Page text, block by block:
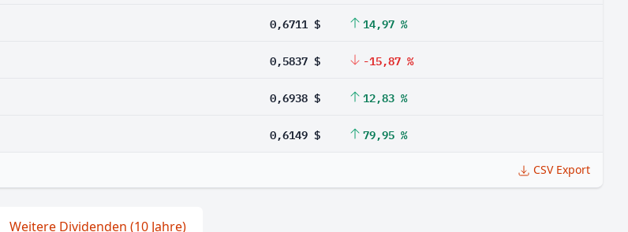
0,6711 $ 14,97 %
0,5837 $ -15,87 %
0,6938 $ 12,83 %
0,6149 $ 79,95 %
CSV Export
Weitere Dividenden (10 Jahre)